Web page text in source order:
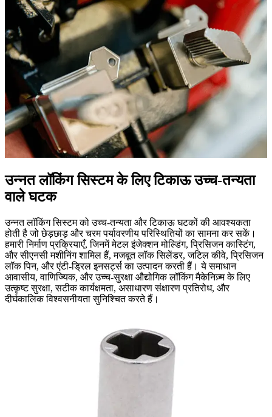
उन्नत लॉकिंग सिस्टम के लिए टिकाऊ उच्च-तन्यता
वाले घटक
उन्नत लॉकिंग सिस्टम को उच्च-तन्यता और टिकाऊ घटकों की आवश्यकता
होती है जो छेड़छाड़ और चरम पर्यावरणीय परिस्थितियों का सामना कर सकें।
हमारी निर्माण प्रक्रियाएँ, जिनमें मेटल इंजेक्शन मोल्डिंग, प्रिसिजन कास्टिंग,
और सीएनसी मशीनिंग शामिल हैं, मजबूत लॉक सिलेंडर, जटिल कीवे, प्रिसिजन
लॉक पिन, और एंटी-ड्रिल इनसर्ट्स का उत्पादन करती हैं। ये समाधान
आवासीय, वाणिज्यिक, और उच्च-सुरक्षा औद्योगिक लॉकिंग मैकेनिज़्म के लिए
उत्कृष्ट सुरक्षा, सटीक कार्यक्षमता, असाधारण संक्षारण प्रतिरोध, और
दीर्घकालिक विश्वसनीयता सुनिश्चित करते हैं।